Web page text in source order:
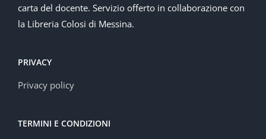
carta del docente. Servizio offerto in collaborazione con
la Libreria Colosi di Messina.
PRIVACY
Privacy policy
TERMINI E CONDIZIONI